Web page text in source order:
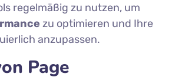
regelmäßig zu nutzen, um
zu optimieren und Ihre
anzupassen.
Page